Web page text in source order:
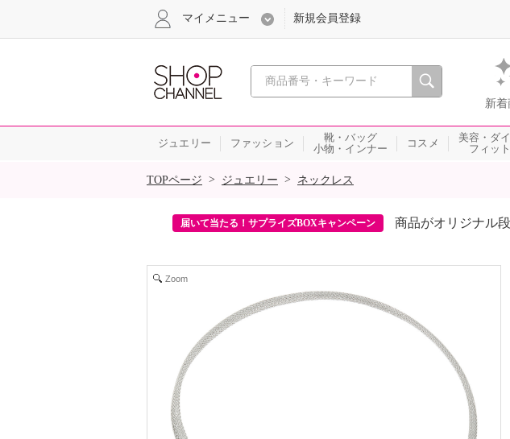
心おどる、瞬間を。通販・テレビショッピングのショッ
新着
マイメニュー 新規会員登録
ジュエリー ファッション
靴・バッグ
小物・インナー
コスメ
美容・ダ
フィッ
SALE
TOPページ > ジュエリー > ネックレス
届いて当たる！サプライズBOXキャンペーン 商品がオリジナル
Zoom